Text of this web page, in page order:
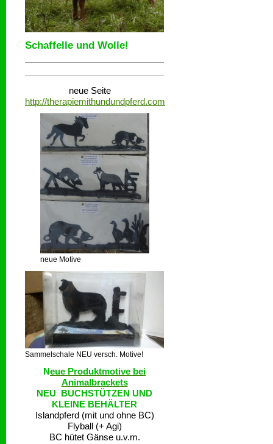
Schaffelle und Wolle!
neue Seite
http://therapiemithundundpferd.com
neue Motive
Sammelschale NEU versch. Motive!
Neue Produktmotive bei
Animalbrackets
NEU BUCHSTÜTZEN UND
KLEINE BEHÄLTER
Islandpferd (mit und ohne BC)
Flyball (+ Agi)
BC hütet Gänse u.v.m.